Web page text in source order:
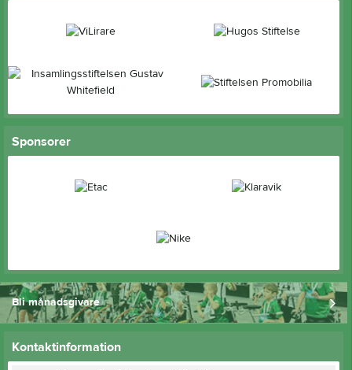
Sponsorer
Bli månadsgivare
Kontaktinformation